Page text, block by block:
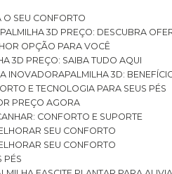
O SEU CONFORTO
PALMILHA 3D PREÇO: DESCUBRA
OPÇÃO PARA VOCÊ
3D PREÇO: SAIBA TUDO AQUI
INOVADORA PALMILHA 3D:
E TECNOLOGIA PARA SEUS PÉS
PREÇO AGORA
CONFORTO E SUPORTE
SEU CONFORTO
SEU CONFORTO
PÉS